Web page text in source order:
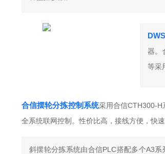
器。
等采
合信摆轮分拣控制系统采用合信CTH300-H
全系统联网控制。性价比高，接线方便，快速
斜摆轮分拣系统由合信PLC搭配多个A3系